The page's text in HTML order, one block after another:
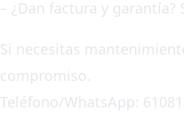
– ¿Dan factura y
Si necesitas
compromiso.
Teléfono/WhatsApp: